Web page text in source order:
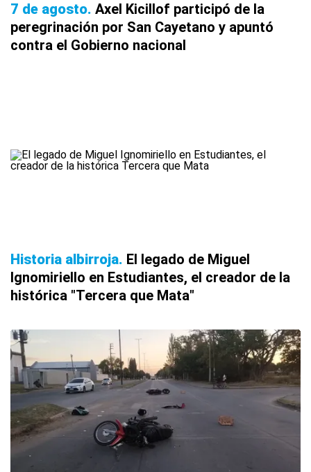
7 de agosto Axel Kicillof participó de la
peregrinación por San Cayetano y apuntó
contra el Gobierno nacional
Historia albirroja El legado de Miguel
Ignomiriello en Estudiantes, el creador de la
histórica "Tercera que Mata"